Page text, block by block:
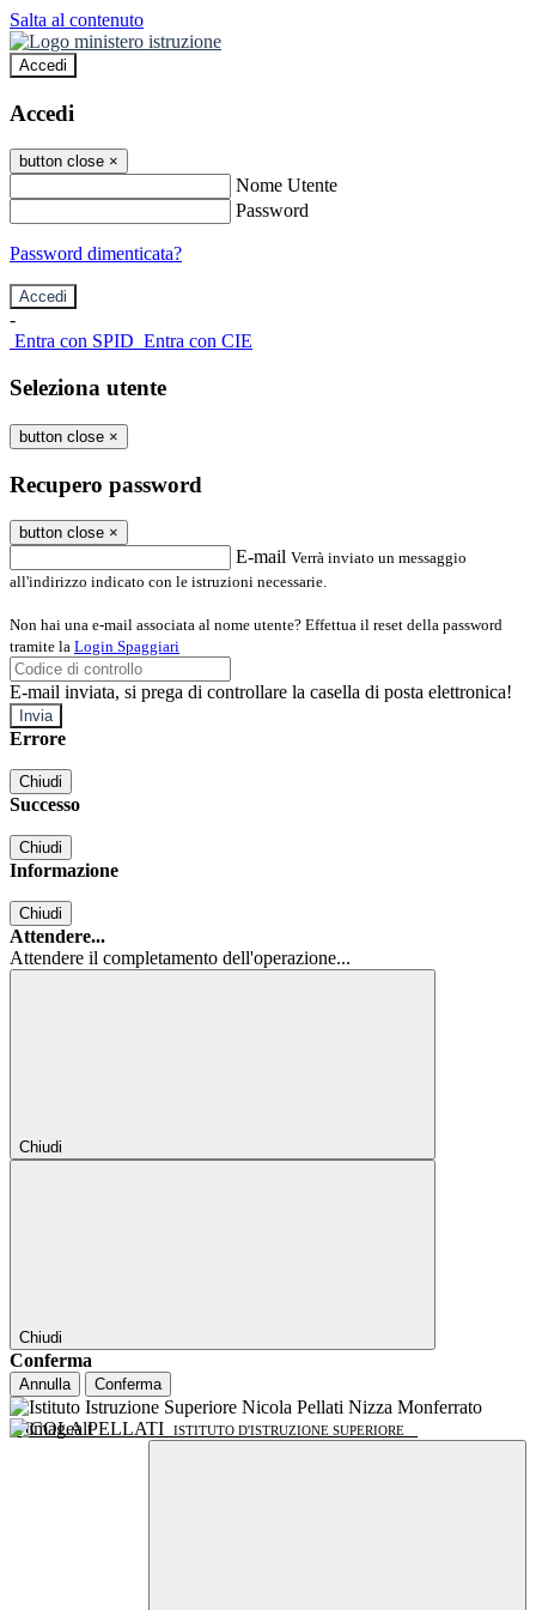
Salta al contenuto
Accedi
Accedi
button close ×
Nome Utente
Password
Password dimenticata?
-
Entra con SPID Entra con CIE
Seleziona utente
button close ×
Recupero password
button close ×
E-mail Verrà inviato un messaggio
all'indirizzo indicato con le istruzioni necessarie.
Non hai una e-mail associata al nome utente? Effettua il reset della password
tramite la Login Spaggiari
E-mail inviata, si prega di controllare la casella di posta elettronica!
Errore
Chiudi
Successo
Chiudi
Informazione
Chiudi
Attendere...
Attendere il completamento dell'operazione...
Chiudi
Chiudi
Conferma
Annulla Conferma
NICOLA PELLATI ISTITUTO D'ISTRUZIONE SUPERIORE